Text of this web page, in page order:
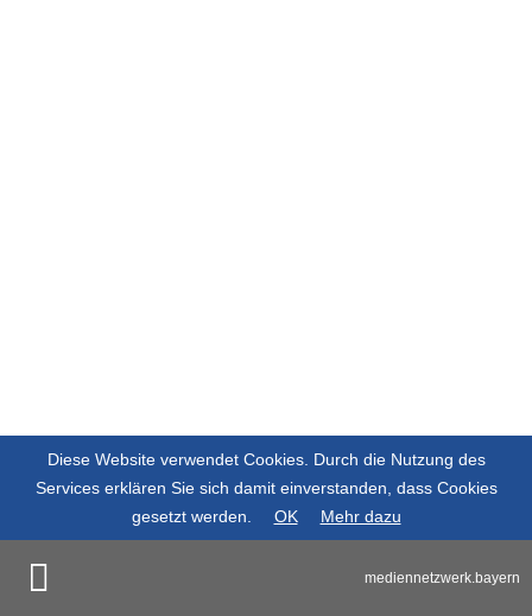
mediennetzwerk.bayern
Diese Website verwendet Cookies. Durch die Nutzung des
Services erklären Sie sich damit einverstanden, dass Cookies
gesetzt werden.
OK Mehr dazu